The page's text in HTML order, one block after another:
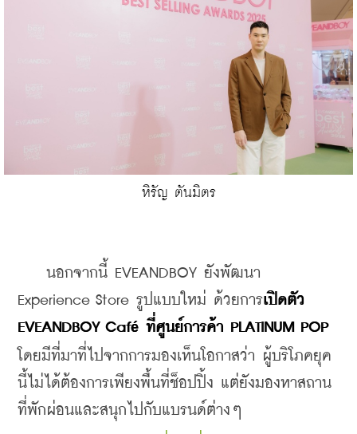
หิรัญ ตันมิตร
นอกจากนี้ EVEANDBOY ยังพัฒนา
Experience Store รูปแบบใหม่ ด้วยการเปิดตัว
EVEANDBOY Café
ที่ศูนย์การค้า PLATINUM POP
โดยมีที่มาที่ไปจากการมองเห็นโอกาสว่า ผู้บริโภคยุค
นี้ไม่ได้ต้องการเพียงพื้นที่ช็อปปิ้ง แต่ยังมองหาสถาน
ที่พักผ่อนและสนุกไปกับแบรนด์ต่างๆ